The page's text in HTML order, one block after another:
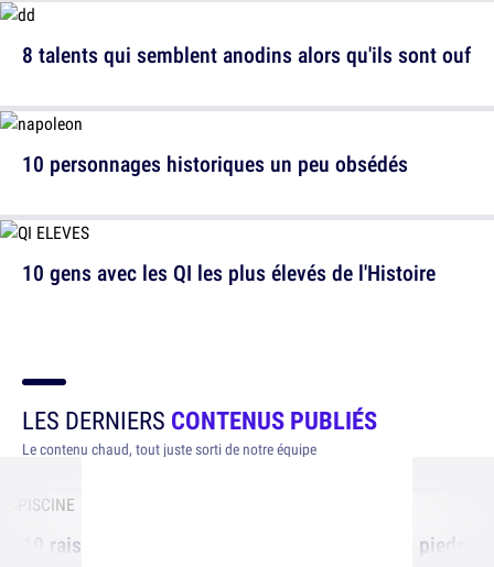
8 talents qui semblent anodins alors qu'ils sont ouf
10 gens avec les QI les plus élevés de l'Histoire
10 personnages historiques un peu obsédés
LES DERNIERS CONTENUS PUBLIÉS
Le contenu chaud, tout juste sorti de notre équipe
10 raisons scientifiques de ne pas mettre les pieds